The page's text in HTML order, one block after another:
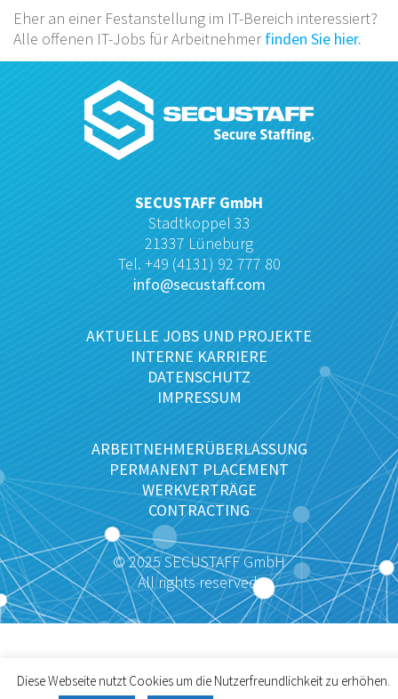
Eher an einer Festanstellung im IT-Bereich interessiert?
Alle offenen IT-Jobs für Arbeitnehmerfinden Sie hier.
Diese Webseite nutzt Cookies um die Nutzerfreundlichkeit zu erhöhen.
SECUSTAFF GmbH
Stadtkoppel 33
21337 Lüneburg
Tel. +49 (4131) 92 777 80
info@secustaff.com
AKTUELLE JOBS UND PROJEKTE
INTERNE KARRIERE
DATENSCHUTZ
IMPRESSUM
ARBEITNEHMERÜBERLASSUNG
PERMANENT PLACEMENT
WERKVERTRÄGE
CONTRACTING
© 2025 SECUSTAFF GmbH
All rights reserved.